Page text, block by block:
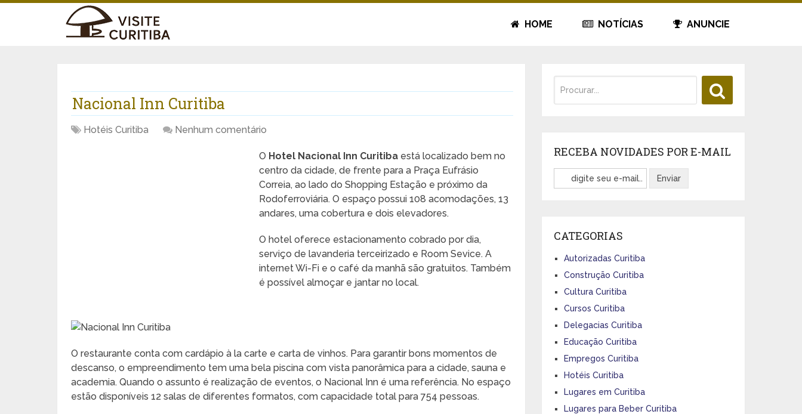
HOME NOTÍCIAS ANUNCIE
Nacional Inn Curitiba
Hotéis Curitiba Nenhum comentário
O Hotel Nacional Inn Curitiba está localizado bem no
centro da cidade, de frente para a Praça Eufrásio
Correia, ao lado do Shopping Estação e próximo da
Rodoferroviária. O espaço possui 108 acomodações, 13
andares, uma cobertura e dois elevadores.
O hotel oferece estacionamento cobrado por dia,
serviço de lavanderia terceirizado e Room Sevice. A
internet Wi-Fi e o café da manhã são gratuitos. Também
é possível almoçar e jantar no local.
O restaurante conta com cardápio à la carte e carta de vinhos. Para garantir bons momentos de
descanso, o empreendimento tem uma bela piscina com vista panorâmica para a cidade, sauna e
academia. Quando o assunto é realização de eventos, o Nacional Inn é uma referência. No espaço
estão disponíveis 12 salas de diferentes formatos, com capacidade total para 754 pessoas.
RECEBA NOVIDADES POR E-MAIL
CATEGORIAS
Autorizadas Curitiba
Construção Curitiba
Cultura Curitiba
Cursos Curitiba
Delegacias Curitiba
Educação Curitiba
Empregos Curitiba
Hotéis Curitiba
Lugares em Curitiba
Lugares para Beber Curitiba